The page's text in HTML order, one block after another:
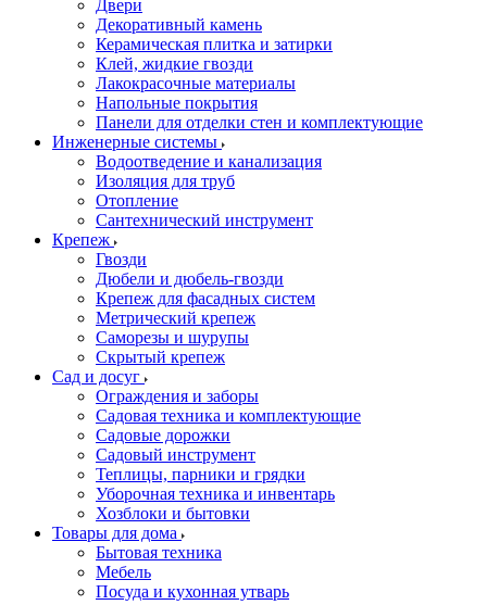
Двери
Декоративный камень
Керамическая плитка и затирки
Клей, жидкие гвозди
Лакокрасочные материалы
Напольные покрытия
Панели для отделки стен и комплектующие
Инженерные системы
Водоотведение и канализация
Изоляция для труб
Отопление
Сантехнический инструмент
Крепеж
Гвозди
Дюбели и дюбель-гвозди
Крепеж для фасадных систем
Метрический крепеж
Саморезы и шурупы
Скрытый крепеж
Сад и досуг
Ограждения и заборы
Садовая техника и комплектующие
Садовые дорожки
Садовый инструмент
Теплицы, парники и грядки
Уборочная техника и инвентарь
Хозблоки и бытовки
Товары для дома
Бытовая техника
Мебель
Посуда и кухонная утварь